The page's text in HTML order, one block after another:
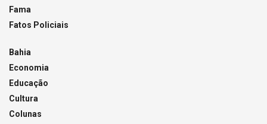
Fama
Fatos Policiais
Bahia
Economia
Educação
Cultura
Colunas